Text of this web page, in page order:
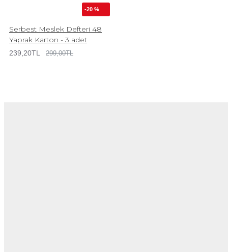
-20 %
Serbest Meslek Defteri 48
Yaprak Karton - 3 adet
239,20TL 299,00TL